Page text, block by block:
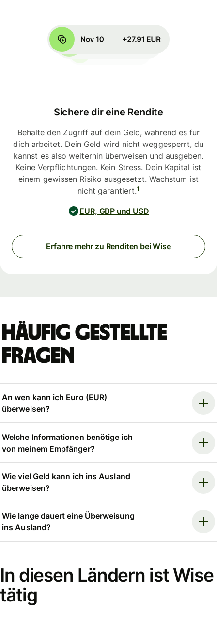
Sichere dir eine Rendite
Behalte den Zugriff auf dein Geld, während es für
dich arbeitet. Dein Geld wird nicht weggesperrt, du
kannst es also weiterhin überweisen und ausgeben.
Keine Verpflichtungen. Kein Stress. Dein Kapital ist
einem gewissen Risiko ausgesetzt. Wachstum ist
nicht garantiert.1
EUR, GBP und USD
Erfahre mehr zu Renditen bei Wise
Häufig gestellte
Fragen
An wen kann ich Euro (EUR)
überweisen?
Welche Informationen benötige ich
von meinem Empfänger?
Wie viel Geld kann ich ins Ausland
überweisen?
Wie lange dauert eine Überweisung
ins Ausland?
In diesen Ländern ist Wise
tätig